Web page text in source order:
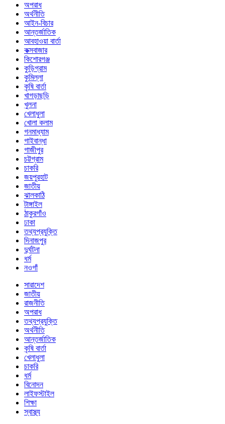
অপরাধ
অর্থনীতি
আইন-বিচার
আন্তর্জাতিক
আবহাওয়া বার্তা
কক্সবাজার
কিশোরগঞ্জ
কুড়িগ্রাম
কুমিল্লা
কৃষি বার্তা
খাগড়াছড়ি
খুলনা
খেলাধুলা
খোলা কলাম
গনমাধ্যাম
গাইবান্ধা
গাজীপুর
চট্টগ্রাম
চাকরি
জয়পুরহাট
জাতীয়
ঝালকাঠি
টাঙ্গাইল
ঠাকুরগাঁও
ঢাকা
তথ্যপ্রযুক্তি
দিনাজপুর
দুর্ঘটনা
ধর্ম
নওগাঁ
সারাদেশ
জাতীয়
রাজনীতি
অপরাধ
তথ্যপ্রযুক্তি
অর্থনীতি
আন্তর্জাতিক
কৃষি বার্তা
খেলাধুলা
চাকরি
ধর্ম
বিনোদন
লাইফস্টাইল
শিক্ষা
স্বাস্থ্য